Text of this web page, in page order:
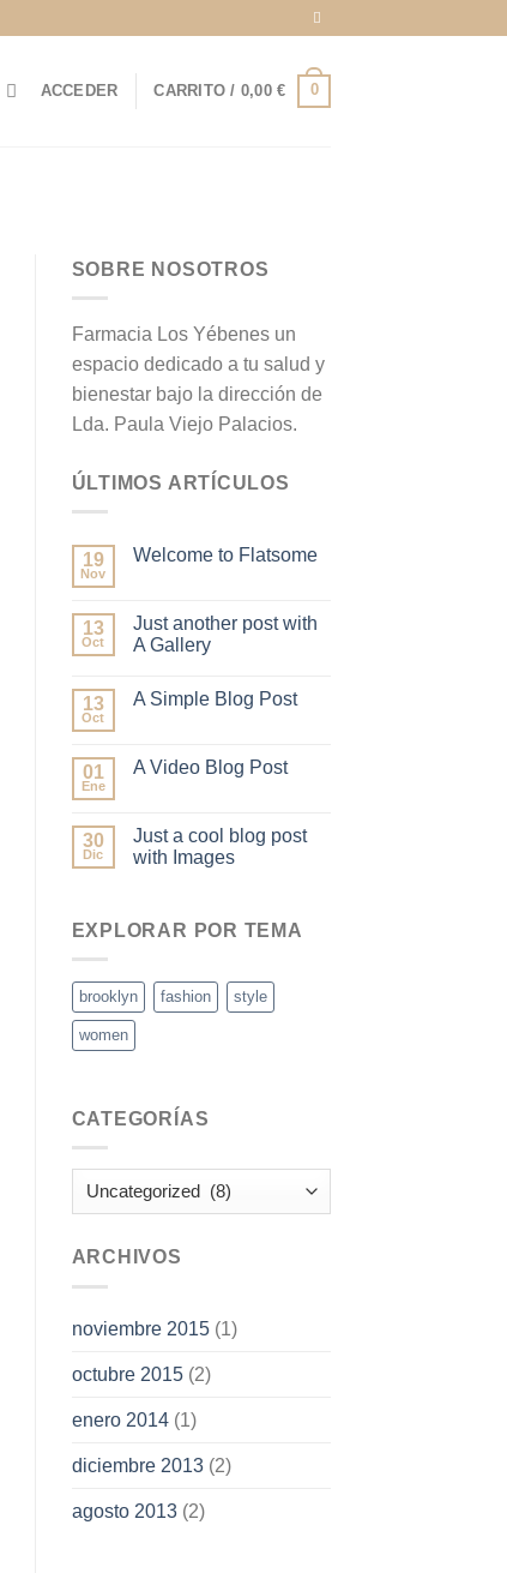
ACCEDER CARRITO / 0,00€ 0
SOBRE NOSOTROS
Farmacia Los Yébenes un
espacio dedicado a tu salud y
bienestar bajo la dirección de
Lda. Paula Viejo Palacios.
ÚLTIMOS ARTÍCULOS
19
Nov
Welcome to Flatsome
13
Oct
Just another post with
A Gallery
13
Oct
A Simple Blog Post
01
Ene
A Video Blog Post
30
Dic
Just a cool blog post
with Images
EXPLORAR POR TEMA
brooklyn fashion style
women
CATEGORÍAS
Categorías
ARCHIVOS
noviembre 2015(1)
octubre 2015(2)
enero 2014(1)
diciembre 2013(2)
agosto 2013(2)